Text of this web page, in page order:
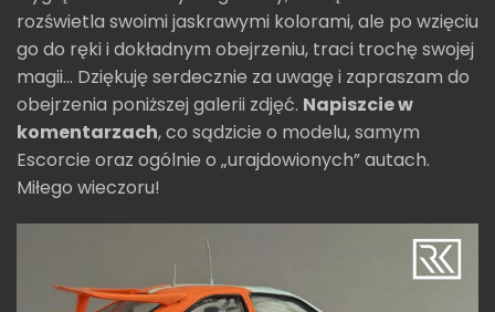
rozświetla swoimi jaskrawymi kolorami, ale po wzięciu
go do ręki i dokładnym obejrzeniu, traci trochę swojej
magii... Dziękuję serdecznie za uwagę i zapraszam do
obejrzenia poniższej galerii zdjęć. Napiszcie w
komentarzach, co sądzicie o modelu, samym
Escorcie oraz ogólnie o „urajdowionych” autach.
Miłego wieczoru!